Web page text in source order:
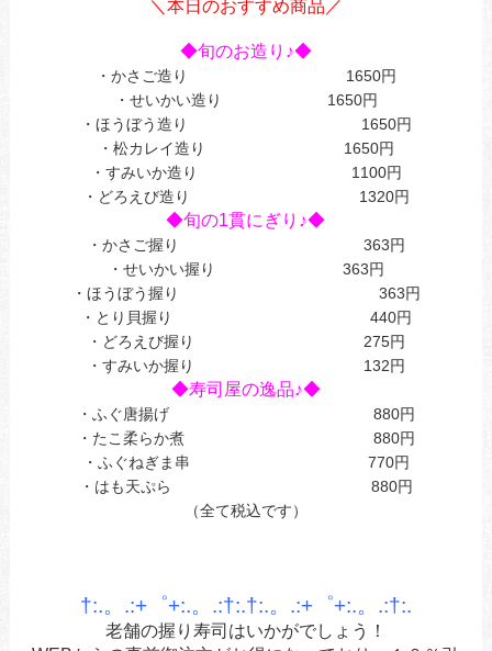
＼本日のおすすめ商品／
◆旬のお造り♪◆
・かさご造り 1650円
・せいかい造り 1650円
・ほうぼう造り 1650円
・松カレイ造り 1650円
・すみいか造り 1100円
・どろえび造り 1320円
◆旬の1貫にぎり♪◆
・かさご握り 363円
・せいかい握り 363円
・ほうぼう握り 363円
・とり貝握り 440円
・どろえび握り 275円
・すみいか握り 132円
◆寿司屋の逸品♪◆
・ふぐ唐揚げ 880円
・たこ柔らか煮 880円
・ふぐねぎま串 770円
・はも天ぷら 880円
（全て税込です）
†:.。.:+゜+:.。.:†:.†:.。.:+゜+:.。.:†:.
老舗の握り寿司はいかがでしょう！